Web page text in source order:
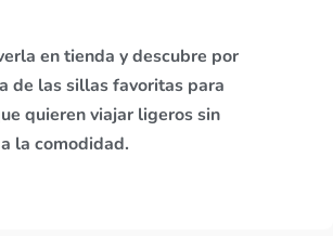
en tienda y descubre por
de las sillas favoritas para
quieren viajar ligeros sin
la comodidad.